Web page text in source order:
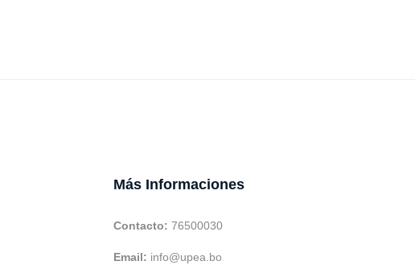
Más Informaciones
Contacto: 76500030
Email: info@upea.bo